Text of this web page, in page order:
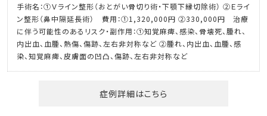
手術名：①Ｖライン整形（おとがい骨切り術・下顎下縁切除術） ②Ｅライ
ン整形（鼻中隔延長術） 費用：①1,320,000円 ②330,000円 治療
に伴う可能性のあるリスク・副作用：①知覚麻痺、感染、骨壊死、腫れ、
内出血、血腫、熱傷、傷跡、左右非対称など ②腫れ、内出血、血腫、感
染、知覚麻痺、皮膚面の凹凸、傷跡、左右非対称など
症例詳細はこちら